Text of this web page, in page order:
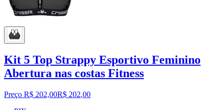
Kit 5 Top Strappy Esportivo Feminino
Abertura nas costas Fitness
Preço R$ 202,00R$ 202,00